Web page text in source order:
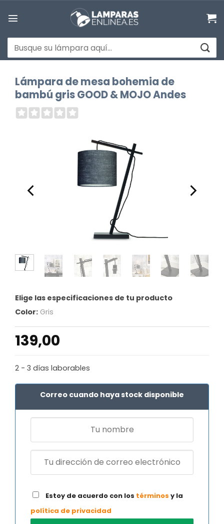
Buscar
por:
Lámpara de mesa bohemia de
bambú gris GOOD & MOJO Andes
Elige las especificaciones de tu producto
Color: Gris
139,00
2 - 3 días laborables
Correo cuando haya stock disponible
Estoy de acuerdo con los términos y la
política de privacidad